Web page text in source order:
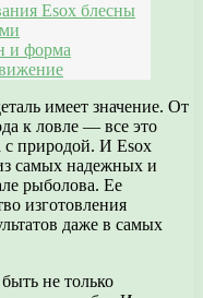
Esox блесны
и форма
имеет значение. От
к ловле — все это
с природой. И Esox
самых надежных и
рыболова. Ее
изготовления
даже в самых
не только